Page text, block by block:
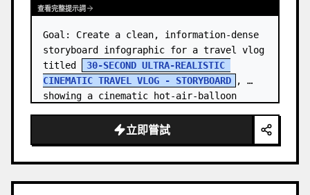
查看完整提示詞
Goal: Create a clean, information-dense
storyboard infographic for a travel vlog
titled
30-SECOND ULTRA-REALISTIC
CINEMATIC TRAVEL VLOG - STORYBOARD
,
showing a cinematic hot-air-balloon
立即嘗試